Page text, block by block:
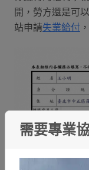
開，勞方還是可
站申請失業給付
需要專業